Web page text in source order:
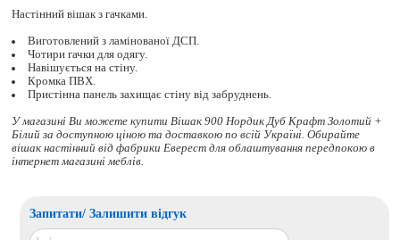
Настінний вішак з гачками.
Виготовлений з ламінованої ДСП.
Чотири гачки для одягу.
Навішується на стіну.
Кромка ПВХ.
Пристінна панель захищає стіну від забруднень.
У магазині Ви можете купити Вішак 900 Нордик Дуб Крафт Золотий +
Білий за доступною ціною та доставкою по всій Україні. Обирайте
вішак настіннийвід фабрики Еверест для облаштування передпокою в
інтернет магазині меблів.
Запитати/ Залишити відгук